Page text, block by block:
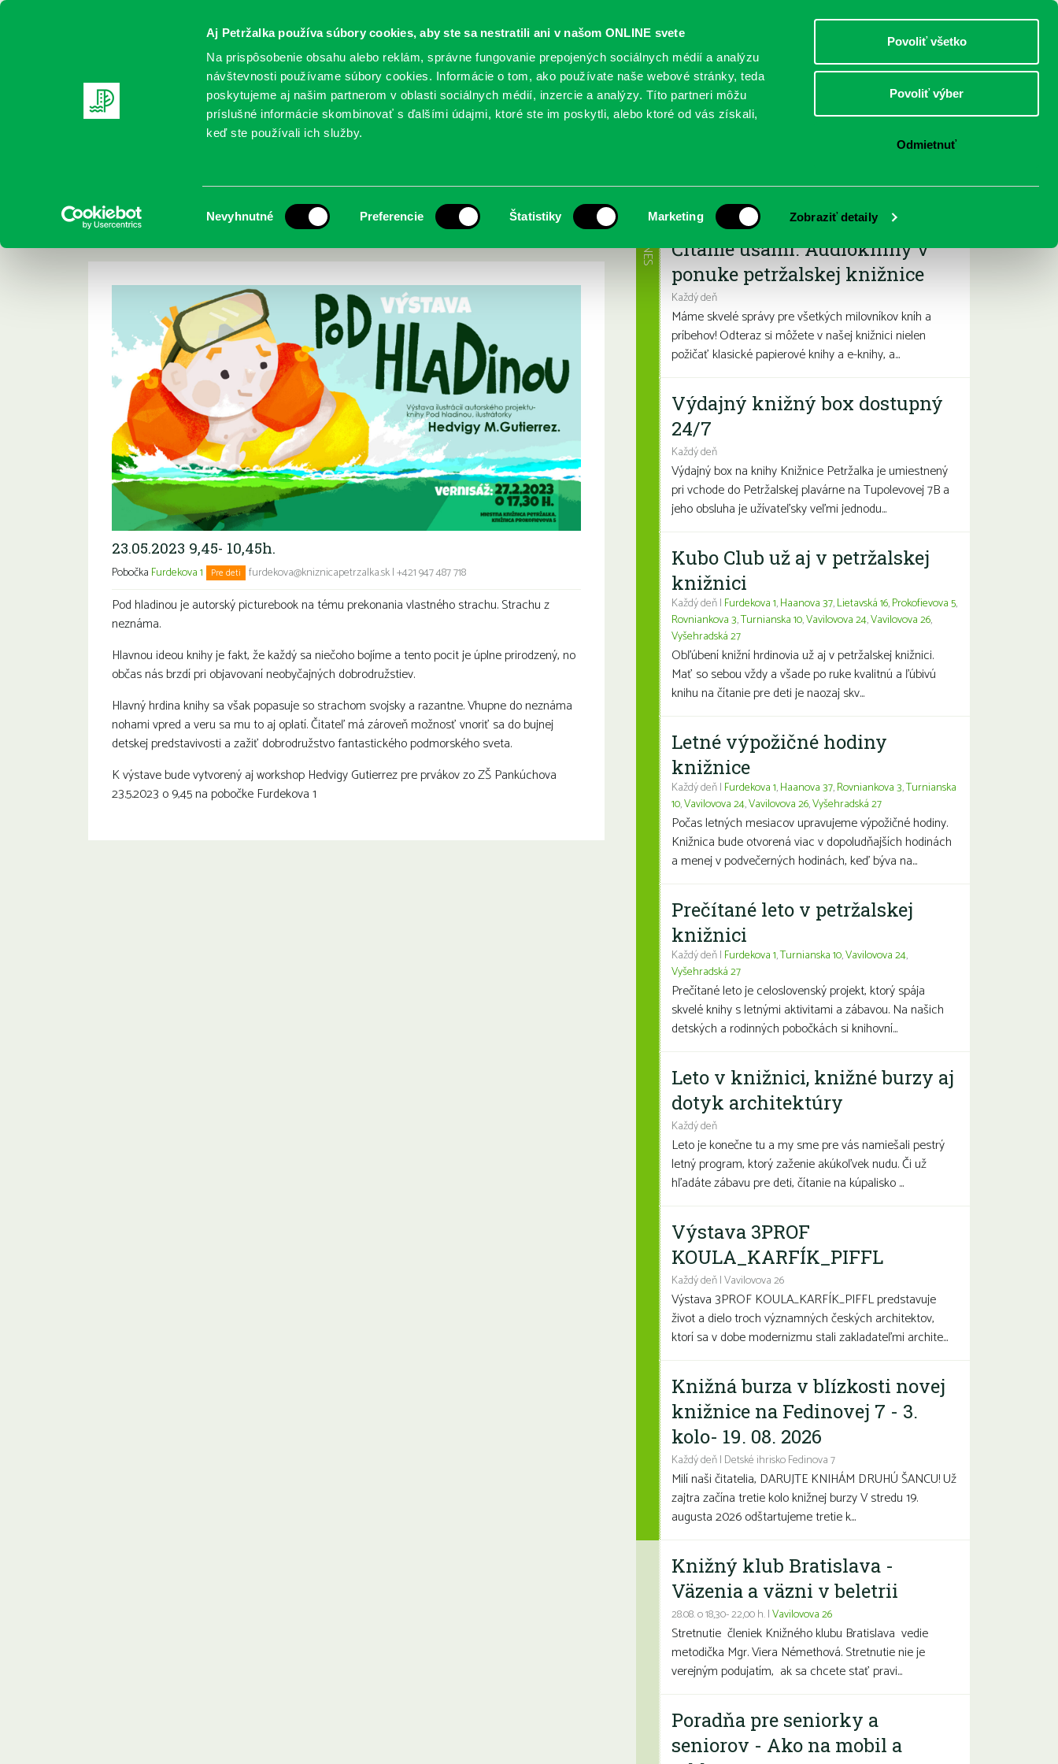
Aj Petržalka používa súbory cookies, aby ste sa nestratili ani v našom ONLINE svete
Na prispôsobenie obsahu alebo reklám, správne fungovanie prepojených sociálnych médií a analýzu
návštevnosti používame súbory cookies. Informácie o tom, ako používate naše webové stránky, teda
poskytujeme aj našim partnerom v oblasti sociálnych médií, inzercie a analýzy. Títo partneri môžu
príslušné informácie skombinovať s ďalšími údajmi, ktoré ste im poskytli, alebo ktoré od vás získali,
keď ste používali ich služby.
súhlasu
Nevyhnutné Preferencie Štatistiky Marketing Zobraziť detaily
Povoliť všetko
Povoliť výber
Odmietnuť
DOSPELÍ
REGISTRUJTE SA ONLINE KATALÓGY SLUŽBY PODUJATIA POBOČKY O KNIŽNICI
Workshop Hedvigy M. Gutierrez Pod
hladinou
23.05.2023 9,45- 10,45h.
Pobočka Furdekova 1 Pre deti furdekova@kniznicapetrzalka.sk|+421 947 487 718
Pod hladinou je autorský picturebook na tému prekonania vlastného strachu. Strachu z
neznáma.
Hlavnou ideou knihy je fakt, že každý sa niečoho bojíme a tento pocit je úplne prirodzený, no
občas nás brzdí pri objavovaní neobyčajných dobrodružstiev.
Hlavný hrdina knihy sa však popasuje so strachom svojsky a razantne. Vhupne do neznáma
nohami vpred a veru sa mu to aj oplatí. Čitateľ má zároveň možnosť vnoriť sa do bujnej
detskej predstavivosti a zažiť dobrodružstvo fantastického podmorského sveta.
K výstave bude vytvorený aj workshop Hedvigy Gutierrez pre prvákov zo ZŠ Pankúchova
23.5.2023 o 9,45 na pobočke Furdekova 1
Najbližšie podujatia
Čítame ušami. Audioknihy v
ponuke petržalskej knižnice
Každý deň
Máme skvelé správy pre všetkých milovníkov kníh a
príbehov! Odteraz si môžete v našej knižnici nielen
požičať klasické papierové knihy a e-knihy, a...
DNES
Výdajný knižný box dostupný
24/7
Každý deň
Výdajný box na knihy Knižnice Petržalka je umiestnený
pri vchode do Petržalskej plavárne na Tupolevovej 7B a
jeho obsluha je užívateľsky veľmi jednodu...
Kubo Club už aj v petržalskej
knižnici
Každý deň | Furdekova 1,Haanova 37,Lietavská 16,Prokofievova 5,
Rovniankova 3,Turnianska 10,Vavilovova 24,Vavilovova 26,
Vyšehradská 27
Obľúbení knižní hrdinovia už aj v petržalskej knižnici.
Mať so sebou vždy a všade po ruke kvalitnú a ľúbivú
knihu na čítanie pre deti je naozaj skv...
Letné výpožičné hodiny
knižnice
Každý deň | Furdekova 1,Haanova 37,Rovniankova 3,Turnianska
10,Vavilovova 24,Vavilovova 26,Vyšehradská 27
Počas letných mesiacov upravujeme výpožičné hodiny.
Knižnica bude otvorená viac v dopoludňajších hodinách
a menej v podvečerných hodinách, keď býva na...
Prečítané leto v petržalskej
knižnici
Každý deň | Furdekova 1,Turnianska 10,Vavilovova 24,
Vyšehradská 27
Prečítané leto je celoslovenský projekt, ktorý spája
skvelé knihy s letnými aktivitami a zábavou. Na našich
detských a rodinných pobočkách si knihovní...
Leto v knižnici, knižné burzy aj
dotyk architektúry
Každý deň
Leto je konečne tu a my sme pre vás namiešali pestrý
letný program, ktorý zaženie akúkoľvek nudu. Či už
hľadáte zábavu pre deti, čítanie na kúpalisko ...
Výstava 3PROF
KOULA_KARFÍK_PIFFL
Každý deň | Vavilovova 26
Výstava 3PROF KOULA_KARFÍK_PIFFL predstavuje
život a dielo troch významných českých architektov,
ktorí sa v dobe modernizmu stali zakladateľmi archite...
Knižná burza v blízkosti novej
knižnice na Fedinovej 7 - 3.
kolo- 19. 08. 2026
Každý deň | Detské ihrisko Fedinova 7
Milí naši čitatelia, DARUJTE KNIHÁM DRUHÚ ŠANCU! Už
zajtra začína tretie kolo knižnej burzy V stredu 19.
augusta 2026 odštartujeme tretie k...
Knižný klub Bratislava -
Väzenia a väzni v beletrii
28.08. o 18,30- 22,00 h. |Vavilovova 26
Stretnutie členiek Knižného klubu Bratislava vedie
metodička Mgr. Viera Némethová. Stretnutie nie je
verejným podujatím, ak sa chcete stať pravi...
Poradňa pre seniorky a
seniorov - Ako na mobil a